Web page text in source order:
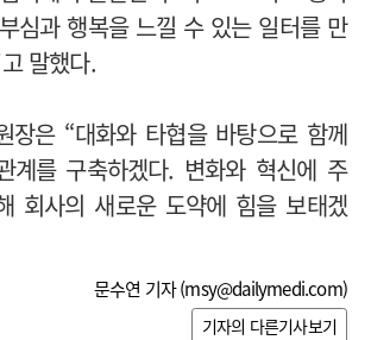
심과 행복을 느낄 수 있는 일터를 만
말했다.
장은 “대화와 타협을 바탕으로 함께
계를 구축하겠다. 변화와 혁신에 주
회사의 새로운 도약에 힘을 보태겠
문수연 기자 (msy@dailymedi.com)
기자의 다른기사보기